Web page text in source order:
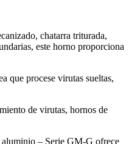
chatarra triturada,
este horno proporciona
que procese virutas sueltas,
de virutas, hornos de
aluminio – Serie GM-G ofrece